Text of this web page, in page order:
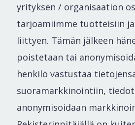
yrityksen / organisaation
tarjoamiimme tuotteisiin
liittyen. Tämän jälkeen
poistetaan tai
henkilö vastustaa
suoramarkkinointiin,
anonymisoidaan